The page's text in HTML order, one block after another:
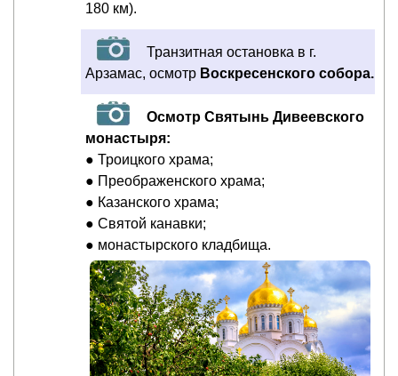
180 км).
Транзитная остановка в г.
Арзамас, осмотр Воскресенского собора.
Осмотр Святынь Дивеевского
монастыря:
● Троицкого храма;
● Преображенского храма;
● Казанского храма;
● Святой канавки;
● монастырского кладбища.